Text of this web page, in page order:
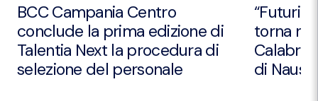
BCC Campania Centro
conclude la prima edizione di
Talentia Next la procedura di
selezione del personale
“Futuri
torna
Calabria
di